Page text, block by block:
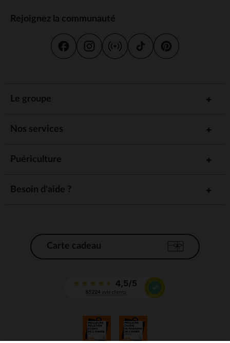
Rejoignez la communauté
Le groupe
Nos services
Puériculture
Besoin d'aide ?
Carte cadeau